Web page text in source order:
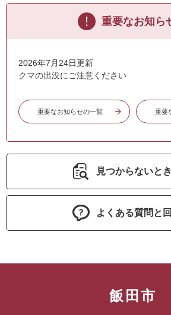
重要なお知ら
2026年7月24日更新
クマの出没にご注意ください
重要なお知らせの一覧 重要
見つからないと
よくある質問と
飯田市